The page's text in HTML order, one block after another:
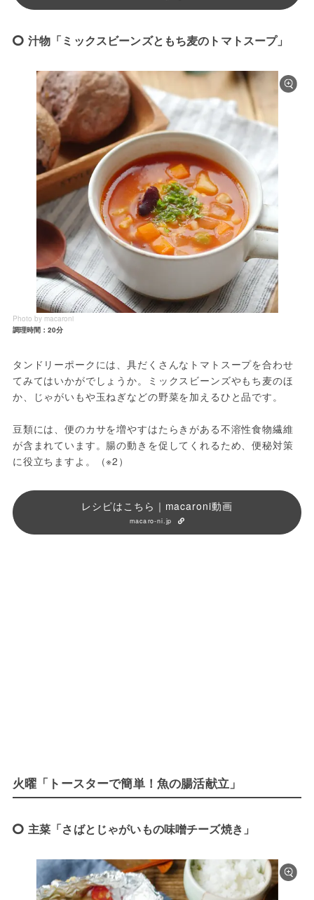
汁物「ミックスビーンズともち麦のトマトスープ」
Photo by macaroni
調理時間：20分
タンドリーポークには、具だくさんなトマトスープを合わせ
てみてはいかがでしょうか。ミックスビーンズやもち麦のほ
か、じゃがいもや玉ねぎなどの野菜を加えるひと品です。
豆類には、便のカサを増やすはたらきがある不溶性食物繊維
が含まれています。腸の動きを促してくれるため、便秘対策
に役立ちますよ。（※2）
レシピはこちら｜macaroni動画
macaro-ni.jp
火曜「トースターで簡単！魚の腸活献立」
主菜「さばとじゃがいもの味噌チーズ焼き」